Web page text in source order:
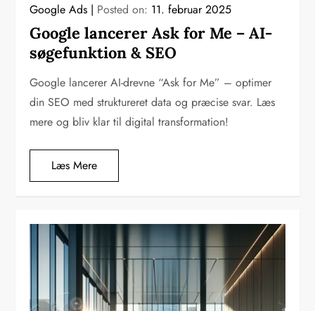
Google Ads Posted on: 11. februar 2025
Google lancerer Ask for Me – AI-
søgefunktion & SEO
Google lancerer AI-drevne “Ask for Me” – optimer
din SEO med struktureret data og præcise svar. Læs
mere og bliv klar til digital transformation!
Læs Mere